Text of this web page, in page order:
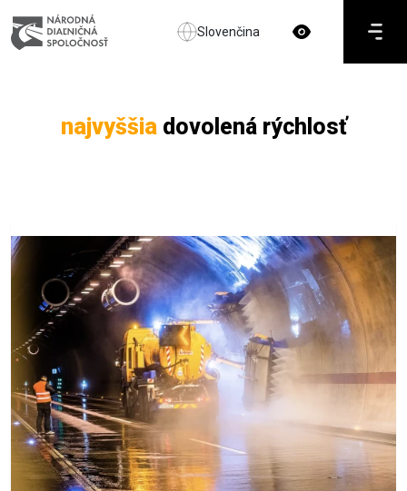
Slovenčina
najvyššiadovolená rýchlosť